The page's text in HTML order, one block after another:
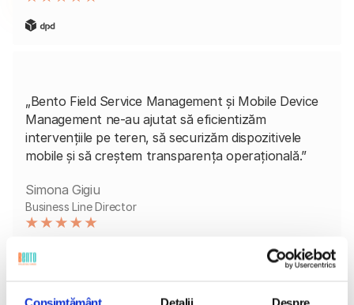
Consimțământ Detalii Despre
„Bento Field Service Management și Mobile Device
Management ne-au ajutat să eficientizăm
intervențiile pe teren, să securizăm dispozitivele
mobile și să creștem transparența operațională.”
Simona Gigiu
Business Line Director